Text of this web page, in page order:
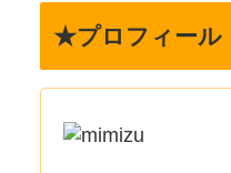
★プロフィール